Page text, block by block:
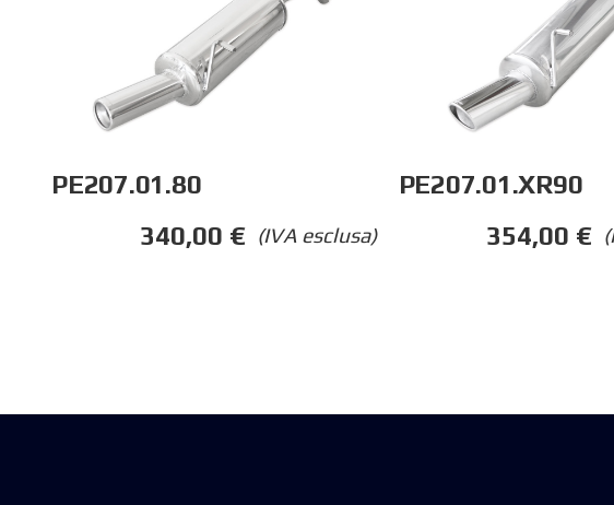
PE207.01.80
(IVA esclusa)
340,00 €
PE207.01.XR90
354,00 €